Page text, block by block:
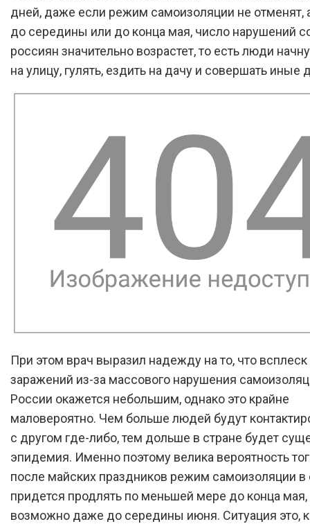
дней, даже если режим самоизоляции не отменят,
до середины или до конца мая, число нарушений
россиян значительно возрастет, то есть люди
на улицу, гулять, ездить на дачу и совершать иные
При этом врач выразил надежду на то, что
заражений из-за массового нарушения
России окажется небольшим, однако это крайне
маловероятно. Чем больше людей будут
с другом где-либо, тем дольше в стране будет
эпидемия. Именно поэтому велика вероятность
после майских праздников режим самоизоляции в
придется продлять по меньшей мере до конца мая,
возможно даже до середины июня. Ситуация это,